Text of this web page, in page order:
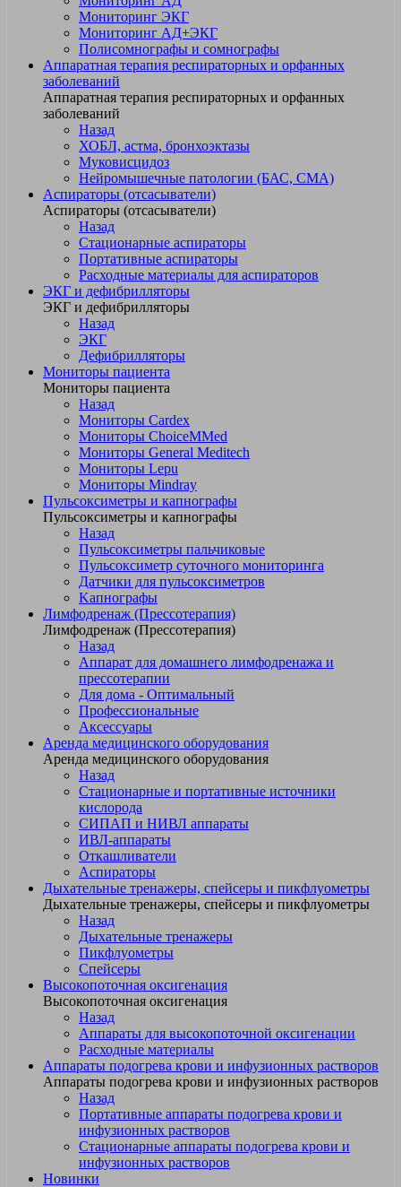
Мониторинг ЭКГ
Мониторинг АД+ЭКГ
Полисомнографы и сомнографы
Аппаратная терапия респираторных и орфанных
заболеваний
Аппаратная терапия респираторных и орфанных
заболеваний
Назад
ХОБЛ, астма, бронхоэктазы
Муковисцидоз
Нейромышечные патологии (БАС, СМА)
Аспираторы (отсасыватели)
Аспираторы (отсасыватели)
Назад
Стационарные аспираторы
Портативные аспираторы
Расходные материалы для аспираторов
ЭКГ и дефибрилляторы
ЭКГ и дефибрилляторы
Назад
ЭКГ
Дефибрилляторы
Мониторы пациента
Мониторы пациента
Назад
Мониторы Cardex
Мониторы ChoiceMMed
Мониторы General Meditech
Мониторы Lepu
Мониторы Mindray
Пульсоксиметры и капнографы
Пульсоксиметры и капнографы
Назад
Пульсоксиметры пальчиковые
Пульсоксиметр суточного мониторинга
Датчики для пульсоксиметров
Kапнографы
Лимфодренаж (Прессотерапия)
Лимфодренаж (Прессотерапия)
Назад
Аппарат для домашнего лимфодренажа и
прессотерапии
Для дома - Оптимальный
Профессиональные
Аксессуары
Аренда медицинского оборудования
Аренда медицинского оборудования
Назад
Стационарные и портативные источники
кислорода
СИПАП и НИВЛ аппараты
ИВЛ-аппараты
Откашливатели
Аспираторы
Дыхательные тренажеры, спейсеры и пикфлуометры
Дыхательные тренажеры, спейсеры и пикфлуометры
Назад
Дыхательные тренажеры
Пикфлуометры
Спейсеры
Высокопоточная оксигенация
Высокопоточная оксигенация
Назад
Аппараты для высокопоточной оксигенации
Расходные материалы
Аппараты подогрева крови и инфузионных растворов
Аппараты подогрева крови и инфузионных растворов
Назад
Портативные аппараты подогрева крови и
инфузионных растворов
Стационарные аппараты подогрева крови и
инфузионных растворов
Новинки